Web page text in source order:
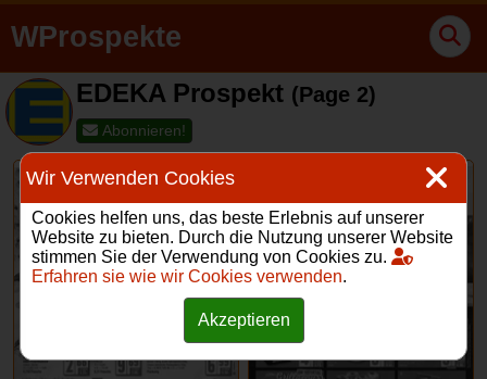
WProspekte
EDEKA Prospekt (Page 2)
Abonnieren!
13 – 18 Mai 2024 6 – 11 Mai 2024
Wir Verwenden Cookies
Cookies helfen uns, das beste Erlebnis auf unserer
Website zu bieten. Durch die Nutzung unserer Website
stimmen Sie der Verwendung von Cookies zu.
Erfahren sie wie wir Cookies verwenden.
Akzeptieren